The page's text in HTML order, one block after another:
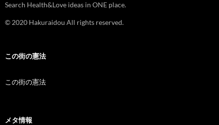
Search Health&Love ideas in ONE place.
© 2020 Hakuraidou All rights reserved.
この街の憲法
この街の憲法
メタ情報